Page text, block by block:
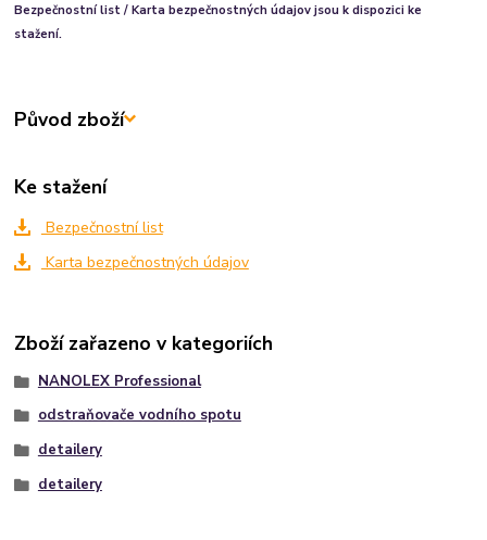
Bezpečnostní list / Karta bezpečnostných údajov jsou k dispozici ke
stažení.
Původ zboží
Ke stažení
Bezpečnostní list
Karta bezpečnostných údajov
Zboží zařazeno v kategoriích
NANOLEX Professional
odstraňovače vodního spotu
detailery
detailery